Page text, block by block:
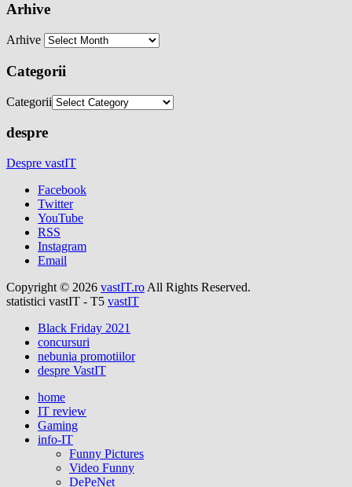
Arhive
Arhive
Categorii
Categorii
despre
Despre vastIT
Facebook
Twitter
YouTube
RSS
Instagram
Email
Copyright © 2026 vastIT.ro All Rights Reserved.
statistici vastIT - T5 vastIT
Black Friday 2021
concursuri
nebunia promotiilor
despre VastIT
home
IT review
Gaming
info-IT
Funny Pictures
Video Funny
DePeNet